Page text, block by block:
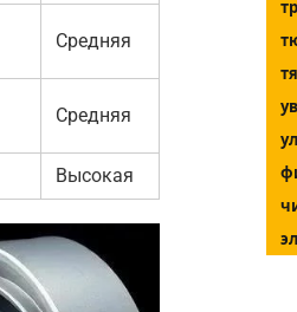
Средняя
Средняя
Высокая